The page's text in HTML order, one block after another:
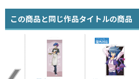
この商品と同じ作品タイトルの商品